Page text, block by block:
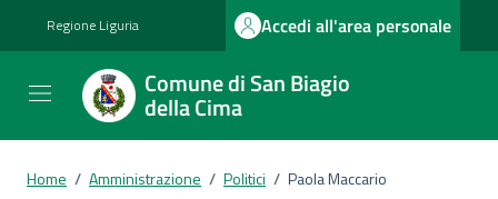
Regione Liguria Accedi all'area personale
Comune di San Biagio
della Cima
Home / Amministrazione / Politici / Paola Maccario